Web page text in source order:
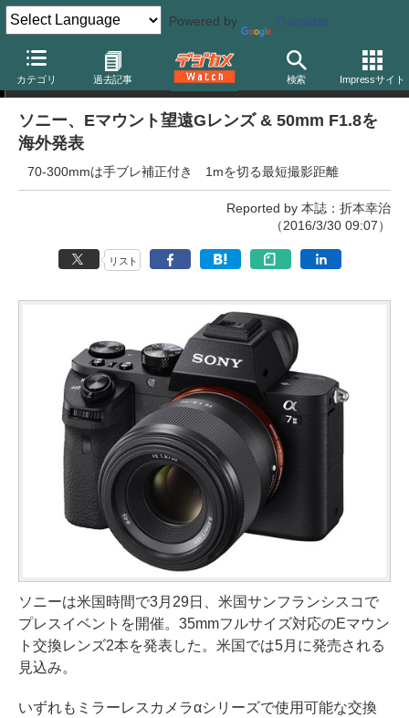
Powered by Translate
カテゴリ 過去記事 検索 Impressサイト
ニュース
ソニー、Eマウント望遠Gレンズ & 50mm F1.8を
海外発表
70-300mmは手ブレ補正付き 1mを切る最短撮影距離
Reported by 本誌：折本幸治
（2016/3/30 09:07）
リスト
ソニーは米国時間で3月29日、米国サンフランシスコで
プレスイベントを開催。35mmフルサイズ対応のEマウン
ト交換レンズ2本を発表した。米国では5月に発売される
見込み。
いずれもミラーレスカメラαシリーズで使用可能な交換